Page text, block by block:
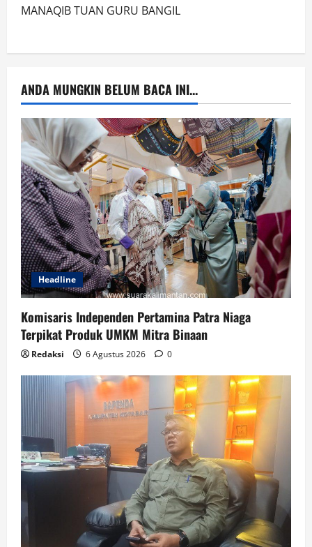
MANAQIB TUAN GURU BANGIL
ANDA MUNGKIN BELUM BACA INI...
Headline
Komisaris Independen Pertamina Patra Niaga
Terpikat Produk UMKM Mitra Binaan
Redaksi 6 Agustus 2026 0